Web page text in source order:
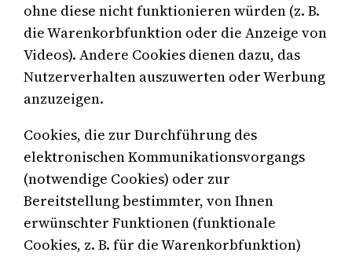
ohne diese nicht funktionieren würden (z. B.
die Warenkorbfunktion oder die Anzeige von
Videos). Andere Cookies dienen dazu, das
Nutzerverhalten auszuwerten oder Werbung
anzuzeigen.
Cookies, die zur Durchführung des
elektronischen Kommunikationsvorgangs
(notwendige Cookies) oder zur
Bereitstellung bestimmter, von Ihnen
erwünschter Funktionen (funktionale
Cookies, z. B. für die Warenkorbfunktion)